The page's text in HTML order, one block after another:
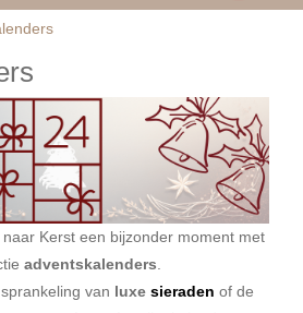
Kerst een bijzonder moment met
adventskalenders
van luxe sieraden of de